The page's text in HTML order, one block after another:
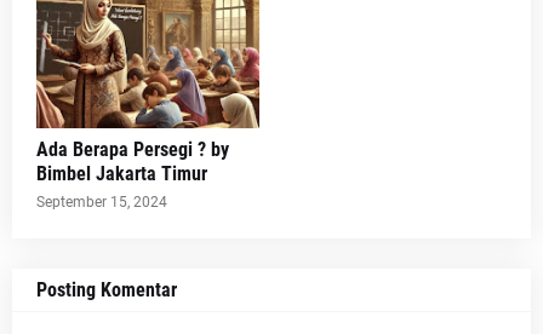
Ada Berapa Persegi ? by
Bimbel Jakarta Timur
September 15, 2024
Posting Komentar